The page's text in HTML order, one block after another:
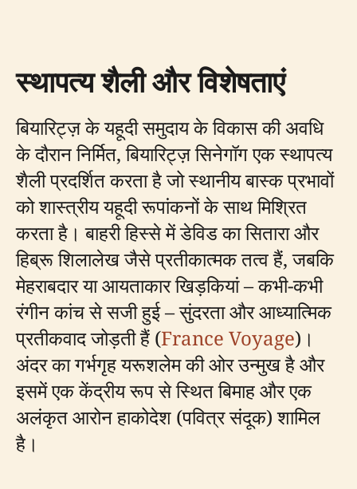
स्थापत्य शैली और विशेषताएं
बियारिट्ज़ के यहूदी समुदाय के विकास की अवधि
के दौरान निर्मित, बियारिट्ज़ सिनेगॉग एक स्थापत्य
शैली प्रदर्शित करता है जो स्थानीय बास्क प्रभावों
को शास्त्रीय यहूदी रूपांकनों के साथ मिश्रित
करता है। बाहरी हिस्से में डेविड का सितारा और
हिब्रू शिलालेख जैसे प्रतीकात्मक तत्व हैं, जबकि
मेहराबदार या आयताकार खिड़कियां – कभी-कभी
रंगीन कांच से सजी हुई – सुंदरता और आध्यात्मिक
प्रतीकवाद जोड़ती हैं (France Voyage)।
अंदर का गर्भगृह यरूशलेम की ओर उन्मुख है और
इसमें एक केंद्रीय रूप से स्थित बिमाह और एक
अलंकृत आरोन हाकोदेश (पवित्र संदूक) शामिल
है।